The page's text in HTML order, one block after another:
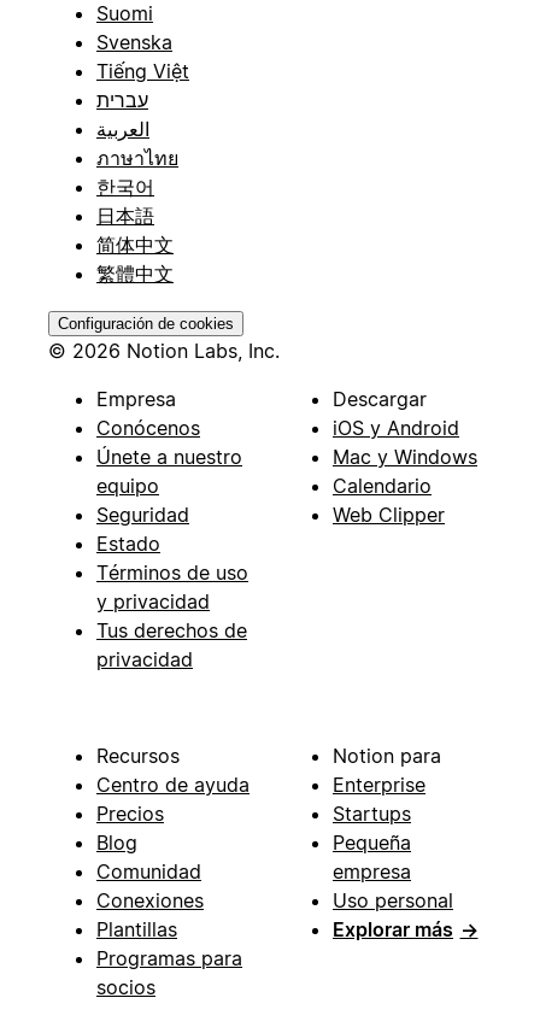
Suomi
Svenska
Tiếng Việt
עברית
العربية
ภาษาไทย
한국어
日本語
简体中文
繁體中文
Configuración de cookies
© 2026 Notion Labs, Inc.
Empresa
Conócenos
Únete a nuestro
equipo
Seguridad
Estado
Términos de uso
y privacidad
Tus derechos de
privacidad
Descargar
iOS y Android
Mac y Windows
Calendario
Web Clipper
Recursos
Centro de ayuda
Precios
Blog
Comunidad
Conexiones
Plantillas
Programas para
socios
Notion para
Enterprise
Startups
Pequeña
empresa
Uso personal
Explorar más →